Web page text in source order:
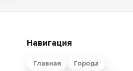
Навигация
Главная
Города